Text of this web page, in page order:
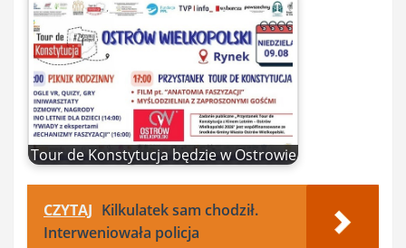
Tour de Konstytucja będzie w Ostrowie
CZYTAJ Kilkulatek sam chodził.
Interweniowała policja